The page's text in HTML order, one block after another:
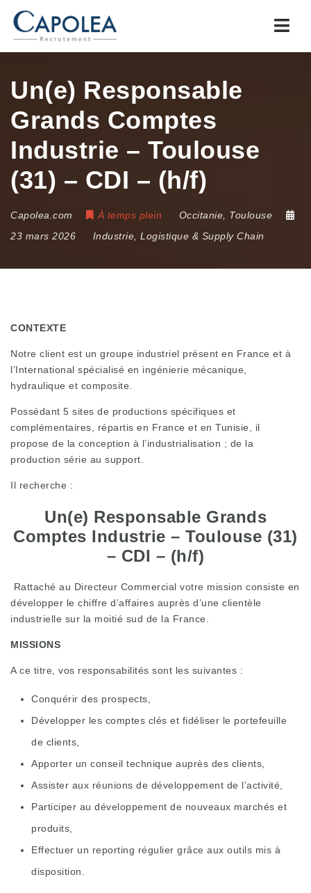
Un(e) Responsable
Grands Comptes
Industrie – Toulouse
(31) – CDI – (h/f)
Capolea.com À temps plein Occitanie
Toulouse
23 mars 2026
Industrie, Logistique & Supply Chain
CONTEXTE
Notre client est un groupe industriel présent en France et à
l’International spécialisé en ingénierie mécanique,
hydraulique et composite.
Possédant 5 sites de productions spécifiques et
complémentaires, répartis en France et en Tunisie, il
propose de la conception à l’industrialisation ; de la
production série au support.
Il recherche :
Un(e) Responsable Grands
Comptes Industrie – Toulouse (31)
– CDI – (h/f)
Rattaché au Directeur Commercial votre mission consiste en
développer le chiffre d’affaires auprès d’une clientèle
industrielle sur la moitié sud de la France.
MISSIONS
A ce titre, vos responsabilités sont les suivantes :
Conquérir des prospects,
Développer les comptes clés et fidéliser le portefeuille
de clients,
Apporter un conseil technique auprès des clients,
Assister aux réunions de développement de l’activité,
Participer au développement de nouveaux marchés et
produits,
Effectuer un reporting régulier grâce aux outils mis à
disposition.